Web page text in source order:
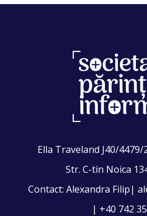
Ella Traveland J40/4479/
Str. C-tin Noica
Contact: Alexandra Filip|
| +40 742